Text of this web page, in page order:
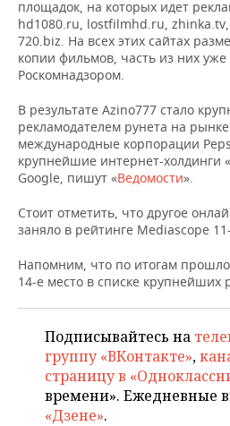
ТАТАРСТАНА
ИНВЕСТИЦИИ
НЕФТЕХИМИЯ
НЕФТЬ
ОПК
ЭНЕРГЕТИКА
НОВОСТИ БИЗНЕСА
РОЗНИЧНАЯ ТОРГОВЛЯ
ТРАНСПОРТ
УСЛУГИ
ТЕХНОЛОГИИ
НОВОСТИ ТЕХНОЛОГИЙ
IT
МЕДИА
МЕРОПРИЯТИЯ
НОВОСТИ МЕРОПРИЯТИЙ
ВЫЕЗДНАЯ РЕДАКЦИЯ
ONLINE-КОНФЕРЕНЦИИ
ОТКРЫТАЯ ЛЕКЦИЯ
СПОРТ
НОВОСТИ СПОРТА
ХОККЕЙ
БАСКЕТБОЛ
КИБЕРСПОРТ
ФИГУРНОЕ КАТАНИЕ
ОБЩЕСТВО
ВЛАСТЬ
ИНФРАСТРУКТУРА
КУЛЬТУРА
МЕДИЦИНА
СЮЖЕТЫ
СПРАВОЧНИК
СПИСОК КОМПАНИЙ
площадок, на которых идет
hd1080.ru, lostfilmhd.ru,
720.biz. На всех этих сайтах
копии фильмов, часть из них уже
Роскомнадзором.
В результате Azino777 стало
рекламодателем рунета на
международные корпорации
крупнейшие интернет-холдинги
Google, пишут «Ведомости».
Стоит отметить, что другое
заняло в рейтинге Mediascope
Напомним, что по итогам
14-е место в списке крупнейших
Подписывайтесь на
группу «ВКонтакте»,
страницу в
времени». Ежедневные
«Дзене».